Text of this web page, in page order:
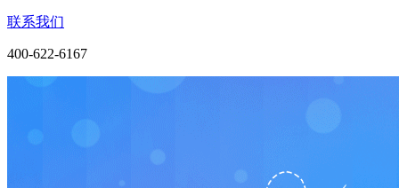
联系我们
400-622-6167